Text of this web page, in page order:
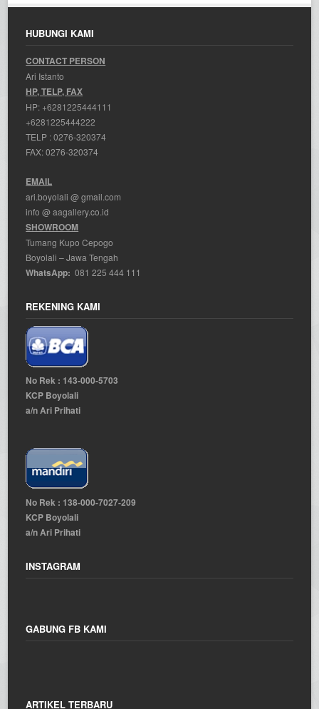
HUBUNGI KAMI
CONTACT PERSON
Ari Istanto
HP, TELP, FAX
HP: +6281225444111
+6281225444222
TELP :0276-320374
FAX: 0276-320374
EMAIL
ari.boyolali @ gmail.com
info @ aagallery.co.id
SHOWROOM
Tumang Kupo Cepogo
Boyolali – Jawa Tengah
WhatsApp: 081 225 444 111
REKENING KAMI
No Rek : 143-000-5703
KCP Boyolali
a/n Ari Prihati
No Rek : 138-000-7027-209
KCP Boyolali
a/n Ari Prihati
INSTAGRAM
GABUNG FB KAMI
ARTIKEL TERBARU